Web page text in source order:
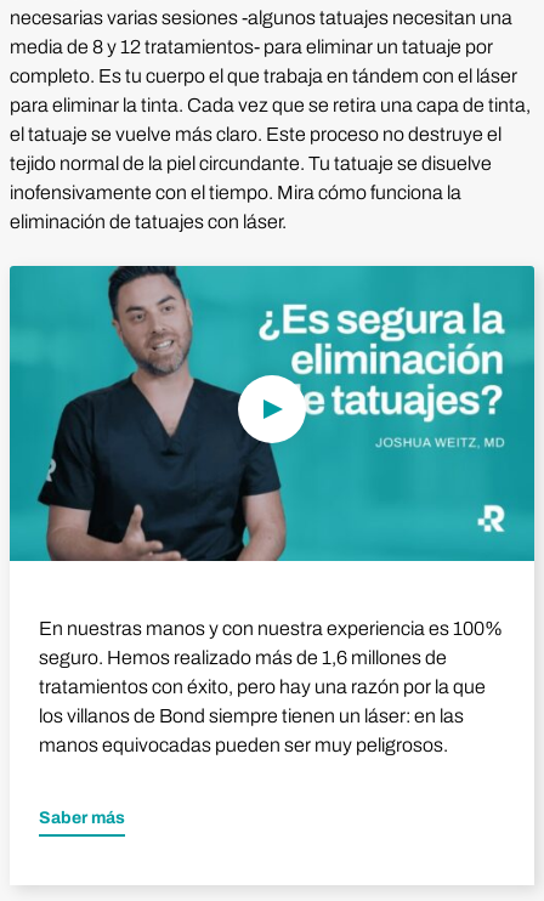
necesarias varias sesiones -algunos tatuajes necesitan una
media de 8 y 12 tratamientos- para eliminar un tatuaje por
completo. Es tu cuerpo el que trabaja en tándem con el láser
para eliminar la tinta. Cada vez que se retira una capa de tinta,
el tatuaje se vuelve más claro. Este proceso no destruye el
tejido normal de la piel circundante. Tu tatuaje se disuelve
inofensivamente con el tiempo. Mira cómo funciona la
eliminación de tatuajes con láser.
En nuestras manos y con nuestra experiencia es 100%
seguro. Hemos realizado más de 1,6 millones de
tratamientos con éxito, pero hay una razón por la que
los villanos de Bond siempre tienen un láser: en las
manos equivocadas pueden ser muy peligrosos.
Saber más